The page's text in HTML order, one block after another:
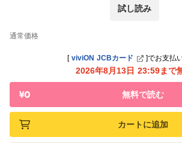
試し読み
通常価格
[ viviON JCBカード ]でお支払
2026年8月13日 23:59まで
無料で読む
カートに追加